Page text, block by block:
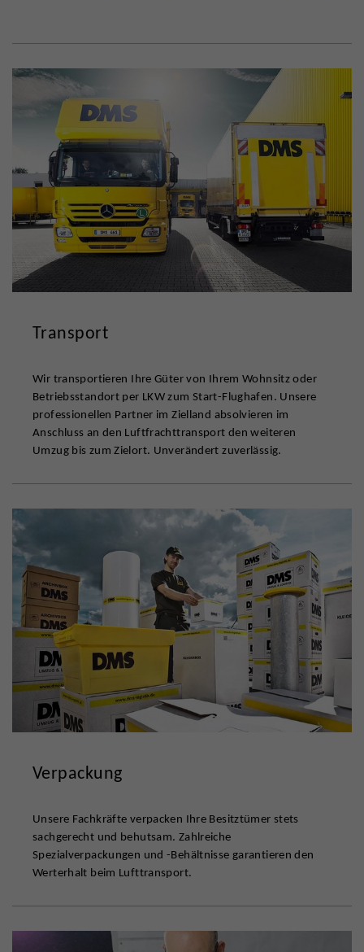
Transport
Wir transportieren Ihre Güter von Ihrem Wohnsitz oder
Betriebsstandort per LKW zum Start-Flughafen. Unsere
professionellen Partner im Zielland absolvieren im
Anschluss an den Luftfrachttransport den weiteren
Umzug bis zum Zielort. Unverändert zuverlässig.
Verpackung
Unsere Fachkräfte verpacken Ihre Besitztümer stets
sachgerecht und behutsam. Zahlreiche
Spezialverpackungen und -Behältnisse garantieren den
Werterhalt beim Lufttransport.